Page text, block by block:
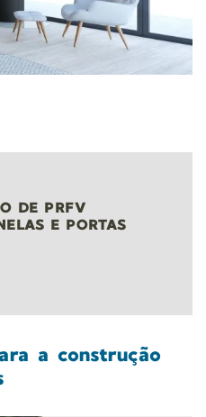
DE PRFV
E PORTAS
a construção